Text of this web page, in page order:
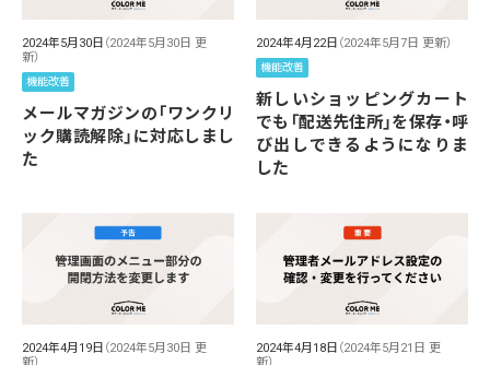
2024年5月30日 （2024年5月30日 更
新）
機能改善
メールマガジンの「ワンクリ
ック購読解除」に対応しまし
た
2024年4月22日 （2024年5月7日 更新）
機能改善
新しいショッピングカート
でも「配送先住所」を保存・呼
び出しできるようになりま
した
2024年4月19日 （2024年5月30日 更
2024年4月18日 （2024年5月21日 更